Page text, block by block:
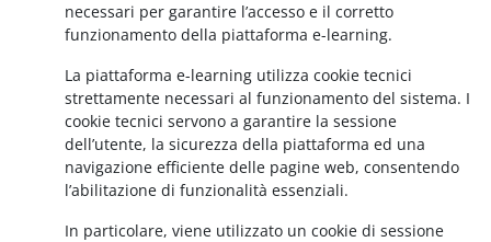
necessari per garantire l’accesso e il corretto
funzionamento della piattaforma e-learning.
La piattaforma e-learning utilizza cookie tecnici
strettamente necessari al funzionamento del sistema. I
cookie tecnici servono a garantire la sessione
dell’utente, la sicurezza della piattaforma ed una
navigazione efficiente delle pagine web, consentendo
l’abilitazione di funzionalità essenziali.
In particolare, viene utilizzato un cookie di sessione